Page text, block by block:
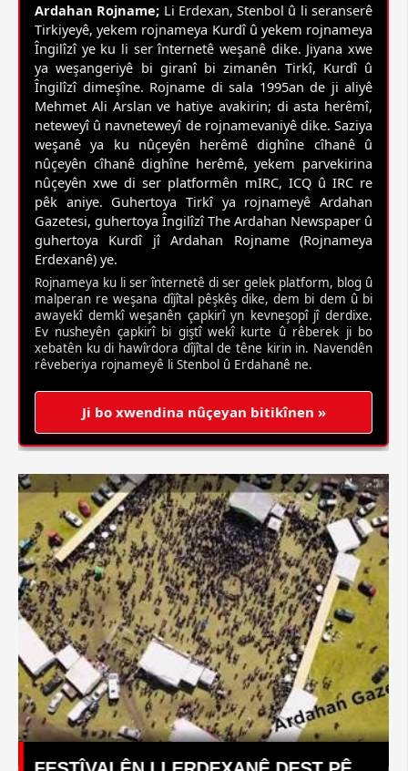
Ardahan Rojname; Li Erdexan, Stenbol û li seranserê
Tirkiyeyê, yekem rojnameya Kurdî û yekem rojnameya
Îngilîzî ye ku li ser înternetê weşanê dike. Jiyana xwe
ya weşangeriyê bi giranî bi zimanên Tirkî, Kurdî û
Îngilîzî dimeşîne. Rojname di sala 1995an de ji aliyê
Mehmet Ali Arslan ve hatiye avakirin; di asta herêmî,
neteweyî û navneteweyî de rojnamevaniyê dike. Saziya
weşanê ya ku nûçeyên herêmê dighîne cîhanê û
nûçeyên cîhanê dighîne herêmê, yekem parvekirina
nûçeyên xwe di ser platformên mIRC, ICQ û IRC re
pêk aniye. Guhertoya Tirkî ya rojnameyê Ardahan
Gazetesi, guhertoya Îngilîzî The Ardahan Newspaper û
guhertoya Kurdî jî Ardahan Rojname (Rojnameya
Erdexanê) ye.
Rojnameya ku li ser înternetê di ser gelek platform, blog û
malperan re weşana dîjîtal pêşkêş dike, dem bi dem û bi
awayekî demkî weşanên çapkirî yn kevneşopî jî derdixe.
Ev nusheyên çapkirî bi giştî wekî kurte û rêberek ji bo
xebatên ku di hawîrdora dîjîtal de têne kirin in. Navendên
rêveberiya rojnameyê li Stenbol û Erdahanê ne.
Ji bo xwendina nûçeyan bitikînen »